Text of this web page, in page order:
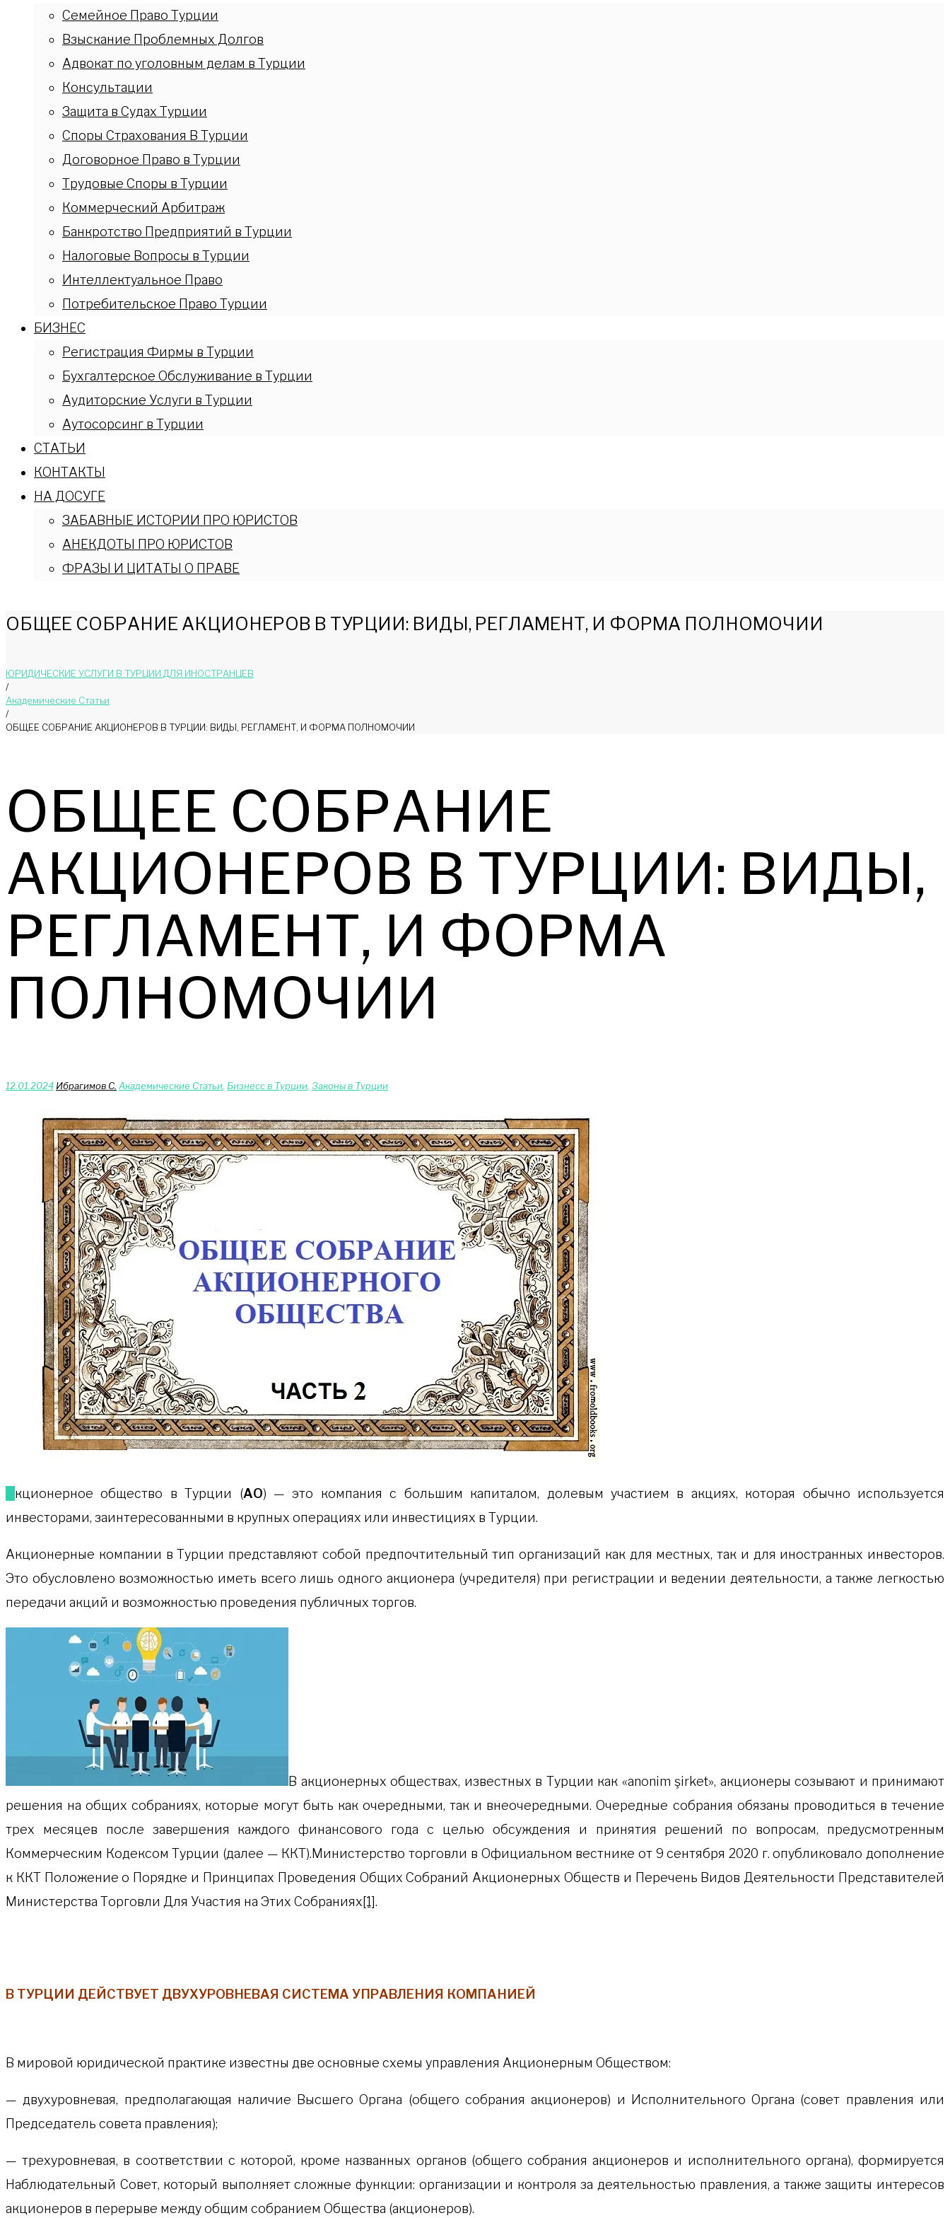
Семейное Право Турции
Взыскание Проблемных Долгов
Адвокат по уголовным делам в Турции
Консультации
Защита в Судах Турции
Споры Страхования В Турции
Договорное Право в Турции
Трудовые Споры в Турции
Коммерческий Арбитраж
Банкротство Предприятий в Турции
Налоговые Вопросы в Турции
Интеллектуальное Право
Потребительское Право Турции
БИЗНЕС
Регистрация Фирмы в Турции
Бухгалтерское Обслуживание в Турции
Аудиторские Услуги в Турции
Аутосорсинг в Турции
СТАТЬИ
КОНТАКТЫ
НА ДОСУГЕ
ЗАБАВНЫЕ ИСТОРИИ ПРО ЮРИСТОВ
АНЕКДОТЫ ПРО ЮРИСТОВ
ФРАЗЫ И ЦИТАТЫ О ПРАВЕ
ОБЩЕЕ СОБРАНИЕ АКЦИОНЕРОВ В ТУРЦИИ: ВИДЫ, РЕГЛАМЕНТ, И ФОРМA ПОЛНОМОЧИИ
ЮРИДИЧЕСКИЕ УСЛУГИ В ТУРЦИИ ДЛЯ ИНОСТРАНЦЕВ
/
Академические Статьи
/
ОБЩЕЕ СОБРАНИЕ АКЦИОНЕРОВ В ТУРЦИИ: ВИДЫ, РЕГЛАМЕНТ, И ФОРМA ПОЛНОМОЧИИ
ОБЩЕЕ СОБРАНИЕ
АКЦИОНЕРОВ В ТУРЦИИ: ВИДЫ,
РЕГЛАМЕНТ, И ФОРМA
ПОЛНОМОЧИИ
12.01.2024 Ибрагимов С. Академические Статьи, Бизнесс в Турции, Законы в Турции
Акционерное общество в Турции (АО) — это компания с большим капиталом, долевым участием в акциях, которая обычно используется
инвесторами, заинтересованными в крупных операциях или инвестициях в Турции.
Акционерные компании в Турции представляют собой предпочтительный тип организаций как для местных, так и для иностранных инвесторов.
Это обусловлено возможностью иметь всего лишь одного акционера (учредителя) при регистрации и ведении деятельности, а также легкостью
передачи акций и возможностью проведения публичных торгов.
В акционерных обществах, известных в Турции как «anonim şirket», акционеры созывают и принимают
решения на общих собраниях, которые могут быть как очередными, так и внеочередными. Очередные собрания обязаны проводиться в течение
трех месяцев после завершения каждого финансового года с целью обсуждения и принятия решений по вопросам, предусмотренным
Коммерческим Кодексом Турции (далее — ККТ).Министерство торговли в Официальном вестнике от 9 сентября 2020 г. опубликовало дополнение
к ККТ Положение о Порядке и Принципах Проведения Общих Собраний Акционерных Обществ и Перечень Видов Деятельности Представителей
Министерства Торговли Для Участия на Этих Собраниях[1].
В ТУРЦИИ ДЕЙСТВУЕТ ДВУХУРОВНЕВАЯ СИСТЕМА УПРАВЛЕНИЯ КОМПАНИЕЙ
В мировой юридической практике известны две основные схемы управления Акционерным Обществом:
— двухуровневая, предполагающая наличие Высшего Органа (общего собрания акционеров) и Исполнительного Органа (совет правления или
Председатель совета правления);
— трехуровневая, в соответствии с которой, кроме названных органов (общего собрания акционеров и исполнительного органа), формируется
Наблюдательный Совет, который выполняет сложные функции: организации и контроля за деятельностью правления, а также защиты интересов
акционеров в перерыве между общим собранием Общества (акционеров).